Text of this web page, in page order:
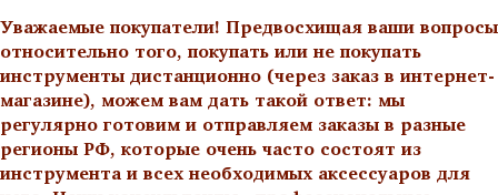
Уважаемые покупатели! Предвосхищая ваши вопросы
относительно того, покупать или не покупать
инструменты дистанционно (через заказ в интернет-
магазине), можем вам дать такой ответ: мы
регулярно готовим и отправляем заказы в разные
регионы РФ, которые очень часто состоят из
инструмента и всех необходимых аксессуаров для